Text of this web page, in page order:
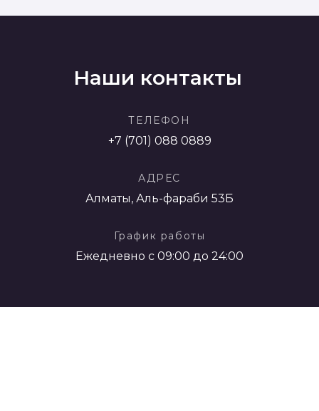
Наши контакты
ТЕЛЕФОН
+7 (701) 088 0889
АДРЕС
Алматы, Аль-фараби 53Б
График работы
Ежедневно с 09:00 до 24:00